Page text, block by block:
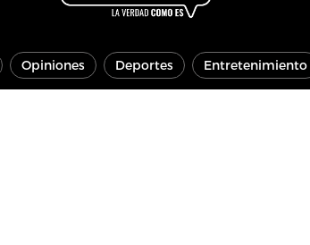
Opiniones Deportes Entretenimiento